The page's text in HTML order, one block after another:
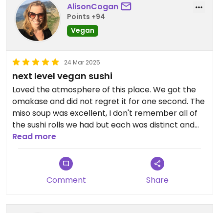
AlisonCogan
Points +94
Vegan
24 Mar 2025
next level vegan sushi
Loved the atmosphere of this place. We got the
omakase and did not regret it for one second. The
miso soup was excellent, I don't remember all of
the sushi rolls we had but each was distinct and
very fresh tasting. I had missed lunch and was
super hungry when I arrived, and left perfectly full
and satisfied. Would be a great spot for a date
night/special occasion too. Highly recommended.
Read more
Comment Share